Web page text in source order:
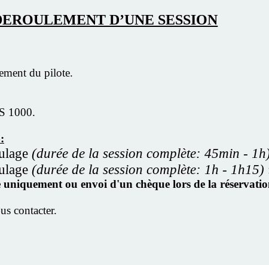
D’UNE SESSION
du pilote.
1000.
(durée de la session complète: 45min -
(durée de la session complète: 1h - 1h15)
uniquement ou envoi d'un chèque lors de la
contacter.